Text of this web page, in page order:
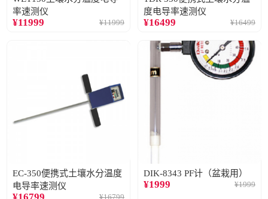
率速测仪
¥11999 ¥11999
度电导率速测仪
¥16499 ¥16499
EC-350便携式土壤水分温度
电导率速测仪
¥16799
DIK-8343 PF计（盆栽用）
¥1999 ¥1999